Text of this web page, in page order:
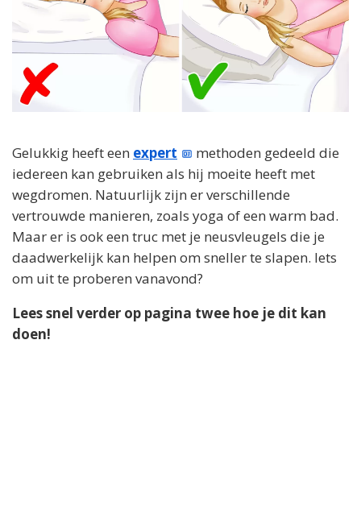
Gelukkig heeft een expert
methoden gedeeld die
iedereen kan gebruiken als hij moeite heeft met
wegdromen. Natuurlijk zijn er verschillende
vertrouwde manieren, zoals yoga of een warm bad.
Maar er is ook een truc met je neusvleugels die je
daadwerkelijk kan helpen om sneller te slapen. Iets
om uit te proberen vanavond?
Lees snel verder op pagina twee hoe je dit kan
doen!